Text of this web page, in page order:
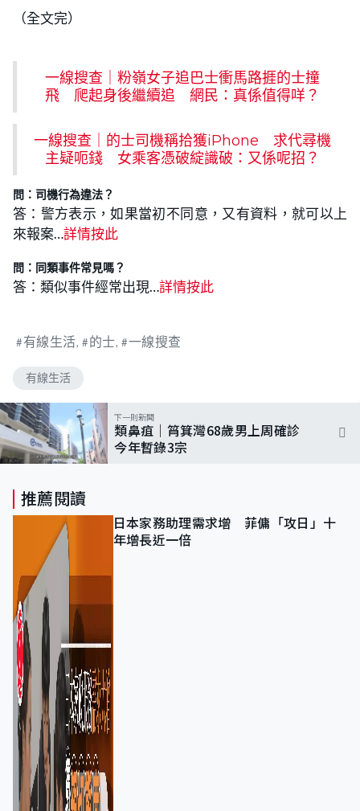
（全文完）
一線搜查｜粉嶺女子追巴士衝馬路捱的士撞
飛 爬起身後繼續追 網民：真係值得咩？
一線搜查｜的士司機稱拾獲iPhone 求代尋機
主疑呃錢 女乘客憑破綻識破：又係呢招？
問：司機行為違法？
答：警方表示，如果當初不同意，又有資料，就可以上
來報案…詳情按此
問：同類事件常見嗎？
答：類似事件經常出現…詳情按此
有線生活 的士 一線搜查
有線生活
下一則新聞
類鼻疽｜筲箕灣68歲男上周確診
今年暫錄3宗
推薦閱讀
日本家務助理需求增 菲傭「攻日」十
年增長近一倍